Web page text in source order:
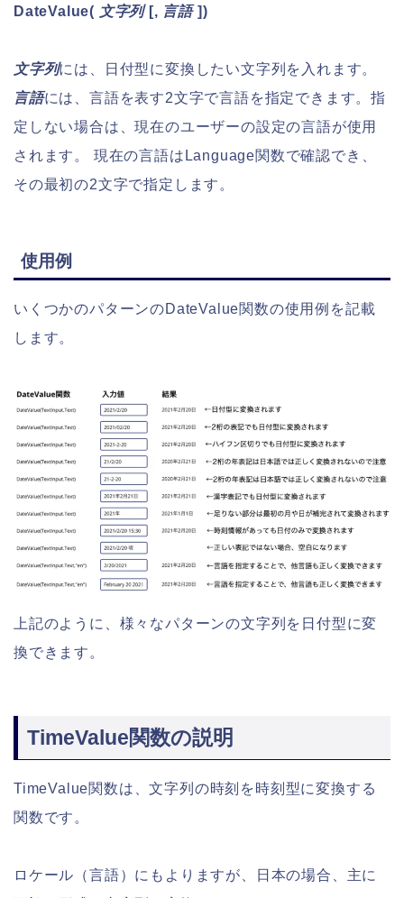
DateValue( 文字列[, 言語])
文字列には、日付型に変換したい文字列を入れます。
言語には、言語を表す2文字で言語を指定できます。指
定しない場合は、現在のユーザーの設定の言語が使用
されます。 現在の言語はLanguage関数で確認でき、
その最初の2文字で指定します。
使用例
いくつかのパターンのDateValue関数の使用例を記載
します。
上記のように、様々なパターンの文字列を日付型に変
換できます。
TimeValue関数の説明
TimeValue関数は、文字列の時刻を時刻型に変換する
関数です。
ロケール（言語）にもよりますが、日本の場合、主に